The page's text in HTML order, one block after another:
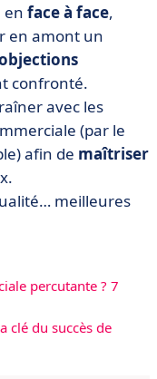
en face à face,
en amont un
confronté.
avec les
(par le
afin de maîtriser
meilleures
percutante ? 7
clé du succès de